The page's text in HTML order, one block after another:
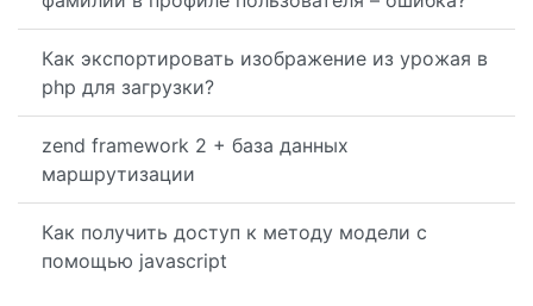
Как экспортировать изображение из урожая в
php для загрузки?
zend framework 2 + база данных
маршрутизации
Как получить доступ к методу модели с
помощью javascript